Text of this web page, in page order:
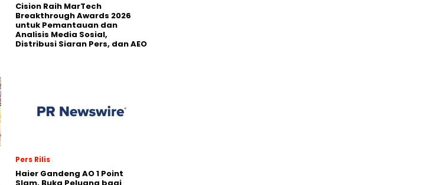
Cision Raih MarTech
Breakthrough Awards 2026
untuk Pemantauan dan
Analisis Media Sosial,
Distribusi Siaran Pers, dan AEO
Pers Rilis
Haier Gandeng AO 1 Point